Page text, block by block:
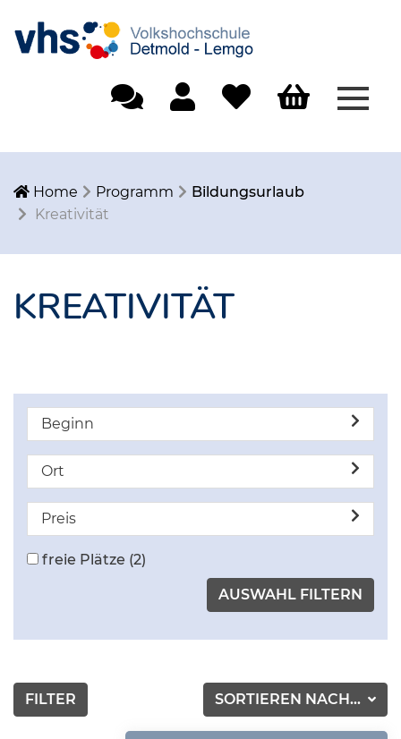
Home Programm
Bildungsurlaub
Kreativität
KREATIVITÄT
Beginn
Ort
Preis
freie Plätze (2)
SORTIEREN NACH...
FILTER